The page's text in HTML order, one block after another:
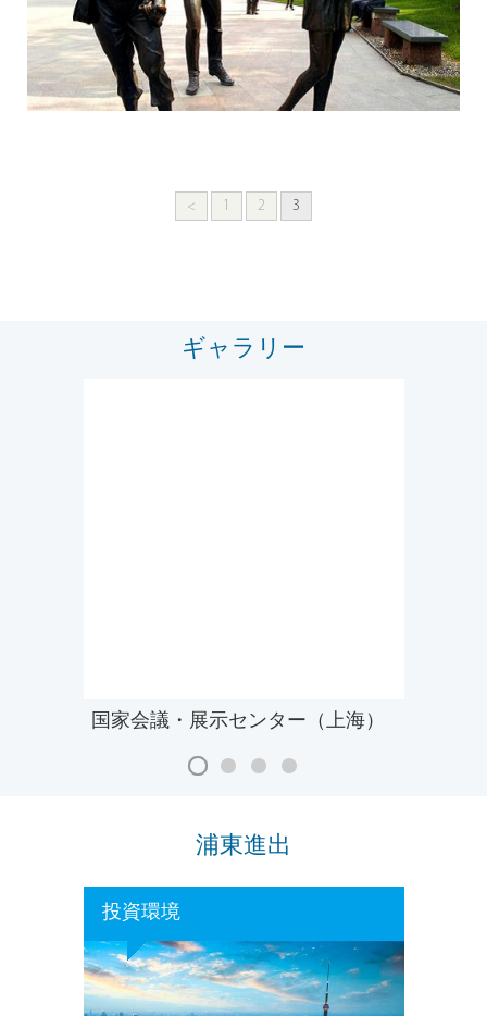
< 1 2 3
ギャラリー
国家会議・展示センター（上海）
浦東進出
投資環境